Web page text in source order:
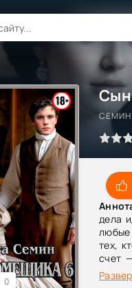
Сын
СЕМИН
дела
любые
тех,
счет
0